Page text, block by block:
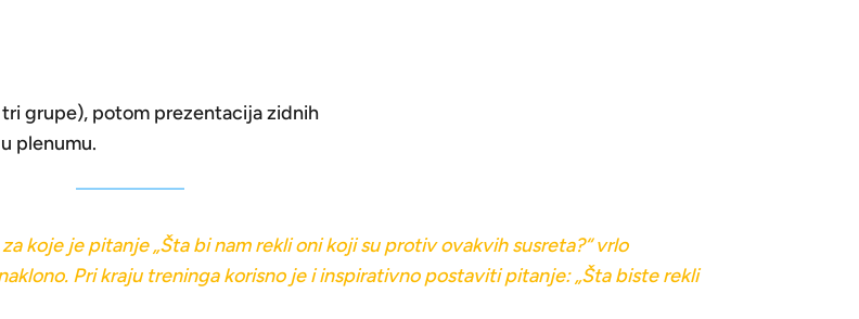
grupe), potom prezentacija zidnih
plenumu.
koje je pitanje „Šta bi nam rekli oni koji su protiv ovakvih susreta?“ vrlo
Pri kraju treninga korisno je i inspirativno postaviti pitanje: „Šta biste rekli